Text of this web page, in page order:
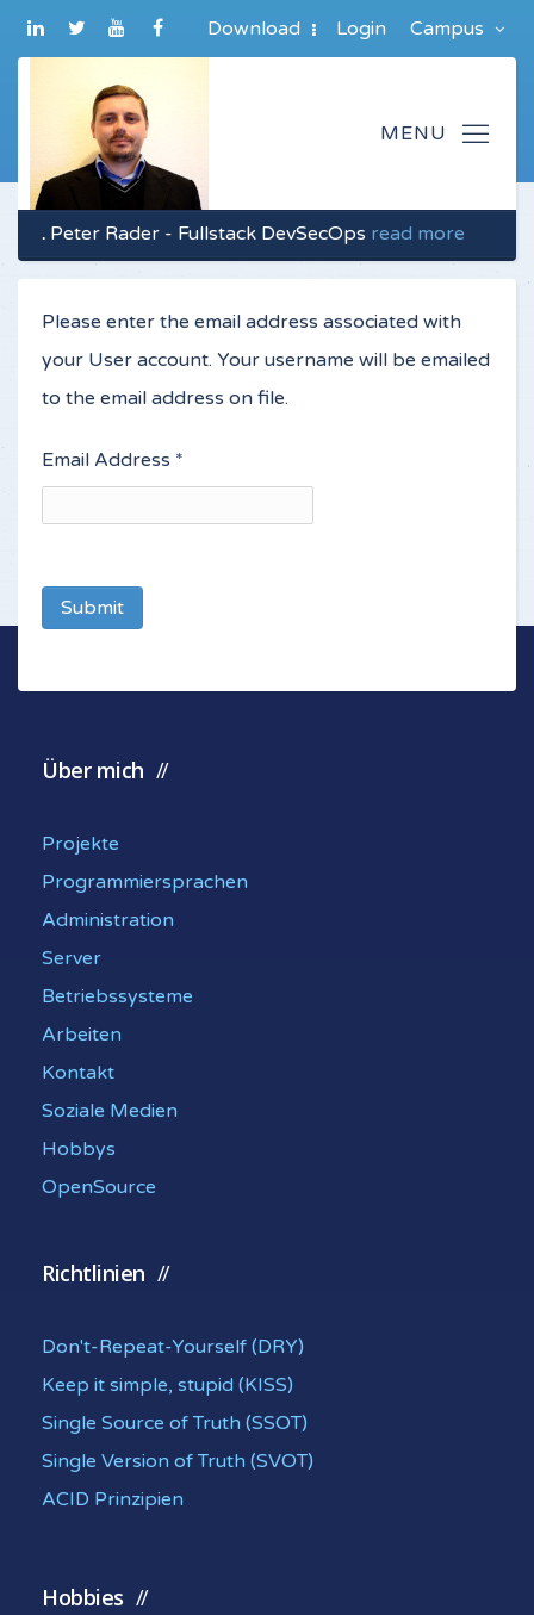
Campus
Download Login
. Peter Rader - Fullstack DevSecOps read more
Please enter the email address associated with
your User account. Your username will be emailed
to the email address on file.
Email Address *
Submit
Über mich
Projekte
Programmiersprachen
Administration
Server
Betriebssysteme
Arbeiten
Kontakt
Soziale Medien
Hobbys
OpenSource
Richtlinien
Don't-Repeat-Yourself (DRY)
Keep it simple, stupid (KISS)
Single Source of Truth (SSOT)
Single Version of Truth (SVOT)
ACID Prinzipien
Hobbies